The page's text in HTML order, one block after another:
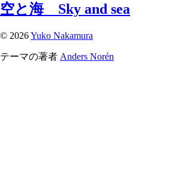
空と海 Sky and sea
© 2026Yuko Nakamura
テーマの著者 Anders Norén